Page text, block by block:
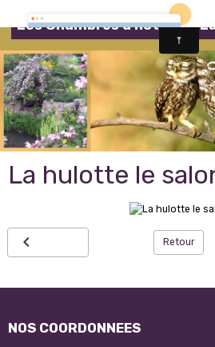
Les Chambres d'hôtes de
La hulotte le
Retour
NOS COORDONNEES